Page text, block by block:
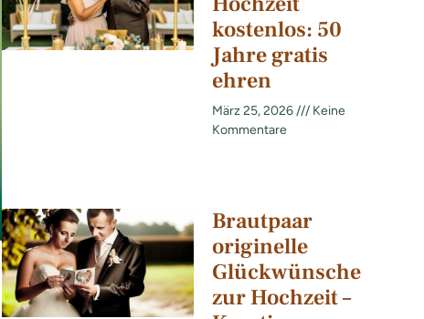
kostenlos: 50
Jahre gratis
ehren
März 25, 2026
Keine
Kommentare
Brautpaar
originelle
Glückwünsche
zur Hochzeit –